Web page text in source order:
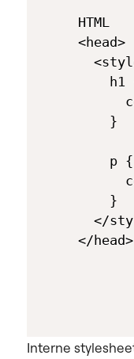
HTML
<head>
h1
    }
    p {
    }
</
</head>
Interne